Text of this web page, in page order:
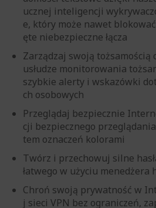
ucznej inteligencji
e, który może nawet
ęte niebezpieczne łącza
Zarządzaj swoją tożsamością
usłudze monitorowania
szybkie alerty i wskazówki
ch osobowych
Przeglądaj bezpiecznie
cji bezpiecznego
tem oznaczeń kolorami
Twórz i przechowuj silne
łatwego w użyciu menedżera
Chroń swoją prywatność w
j sieci VPN bez ograniczeń,